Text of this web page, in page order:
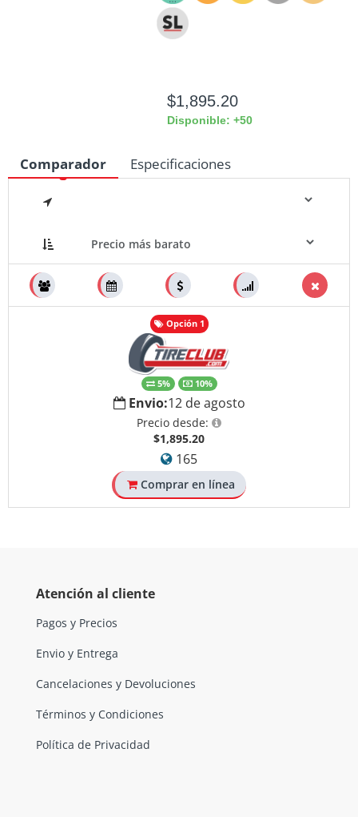
$1,895.20
Disponible: +50
Comparador Especificaciones
Opción 1
5% 10%
Envio:12 de agosto
Precio desde:
$1,895.20
165
Comprar en línea
Atención al cliente
Pagos y Precios
Envio y Entrega
Cancelaciones y Devoluciones
Términos y Condiciones
Política de Privacidad